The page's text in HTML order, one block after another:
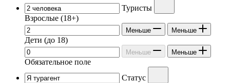
Туристы
Взрослые (18+)
Меньше Меньше
Дети (до 18)
Меньше Меньше
Обязательное поле
Статус